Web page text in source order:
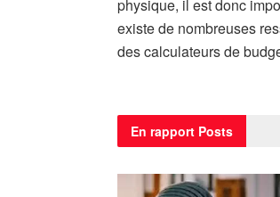
physique, il est donc
existe de nombreuses
des calculateurs de
En rapport Posts